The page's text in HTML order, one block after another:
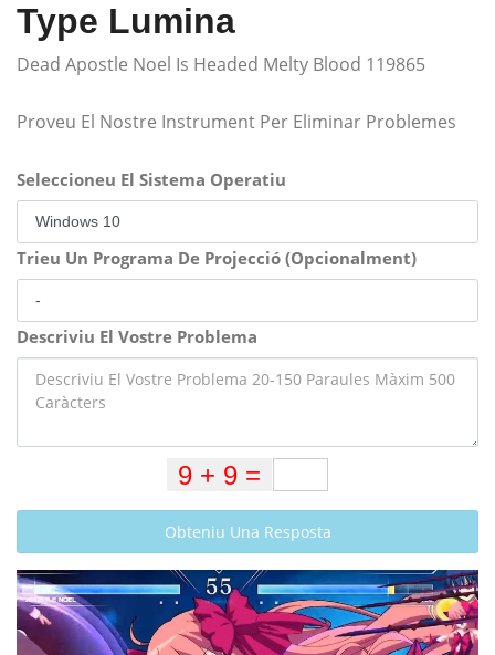
Type Lumina
Dead Apostle Noel Is Headed Melty Blood 119865
Proveu El Nostre Instrument Per Eliminar Problemes
Seleccioneu El Sistema Operatiu
Trieu Un Programa De Projecció (Opcionalment)
Descriviu El Vostre Problema
Obteniu Una Resposta